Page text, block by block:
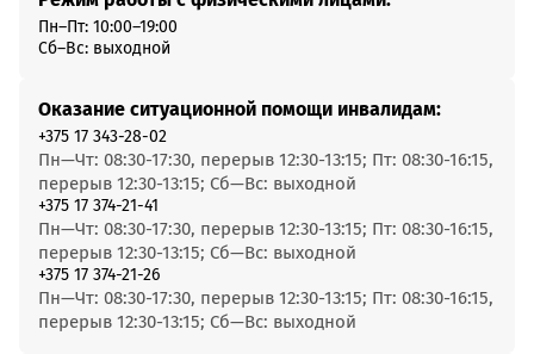
Пн–Пт: 10:00–19:00
Сб–Вс: выходной
Оказание ситуационной помощи инвалидам:
+375 17 343-28-02
Пн—Чт: 08:30-17:30, перерыв 12:30-13:15; Пт: 08:30-16:15,
перерыв 12:30-13:15; Сб—Вс: выходной
+375 17 374-21-41
Пн—Чт: 08:30-17:30, перерыв 12:30-13:15; Пт: 08:30-16:15,
перерыв 12:30-13:15; Сб—Вс: выходной
+375 17 374-21-26
Пн—Чт: 08:30-17:30, перерыв 12:30-13:15; Пт: 08:30-16:15,
перерыв 12:30-13:15; Сб—Вс: выходной